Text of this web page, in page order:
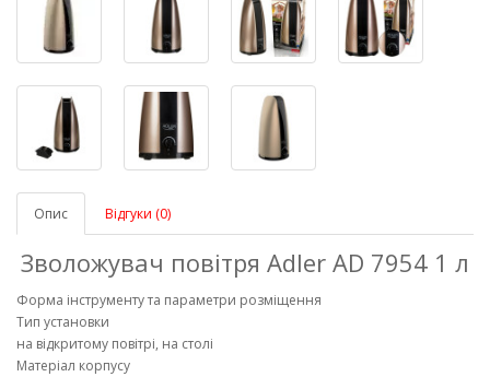
Опис Відгуки (0)
Зволожувач повітря Adler AD 7954 1 л
Форма інструменту та параметри розміщення
Тип установки
на відкритому повітрі, на столі
Матеріал корпусу